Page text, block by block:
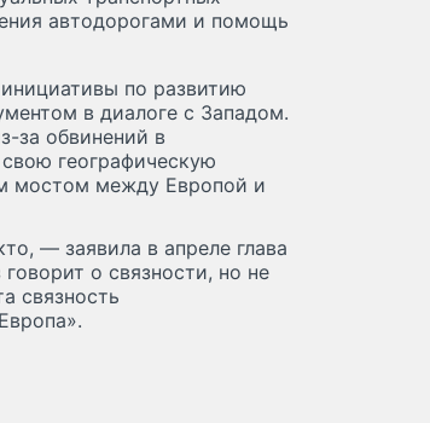
автодорогами и помощь
по развитию
в диалоге с Западом.
за обвинений в
географическую
мостом между Европой и
— заявила в апреле глава
о связности, но не
связность